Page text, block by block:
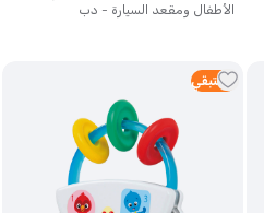
الأطفال ومقعد السيارة - دب
3 متبقي